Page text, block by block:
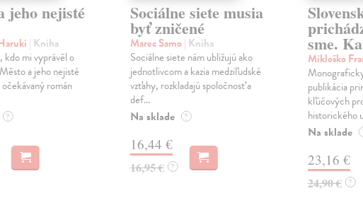
jeho nejisté
| Kniha
kdo mi vyprávěl o
a jeho nejisté
román
?
Sociálne siete musia
byť zničené
Marec Samo| Kniha
Sociálne siete nám ubližujú ako
jednotlivcom a kazia medziľudské
vzťahy, rozkladajú spoločnosť a
def...
Na sklade ?
16,44 €
16,95 € ?
sme.
Mikloško
publikácia
kľúčových
historického
Na sklade
23,16 €
24,90 € ?